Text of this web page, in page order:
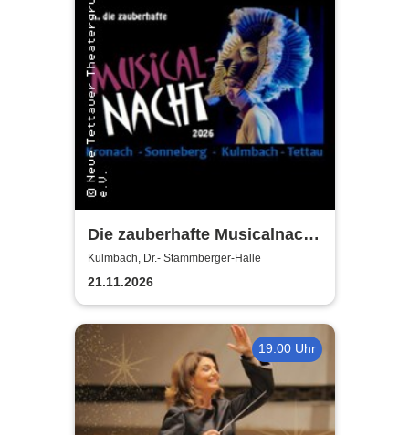
Die zauberhafte Musicalnacht
- Neue Tettauer
Theatergruppe
Kulmbach, Dr.- Stammberger-Halle
21.11.2026
19:00 Uhr